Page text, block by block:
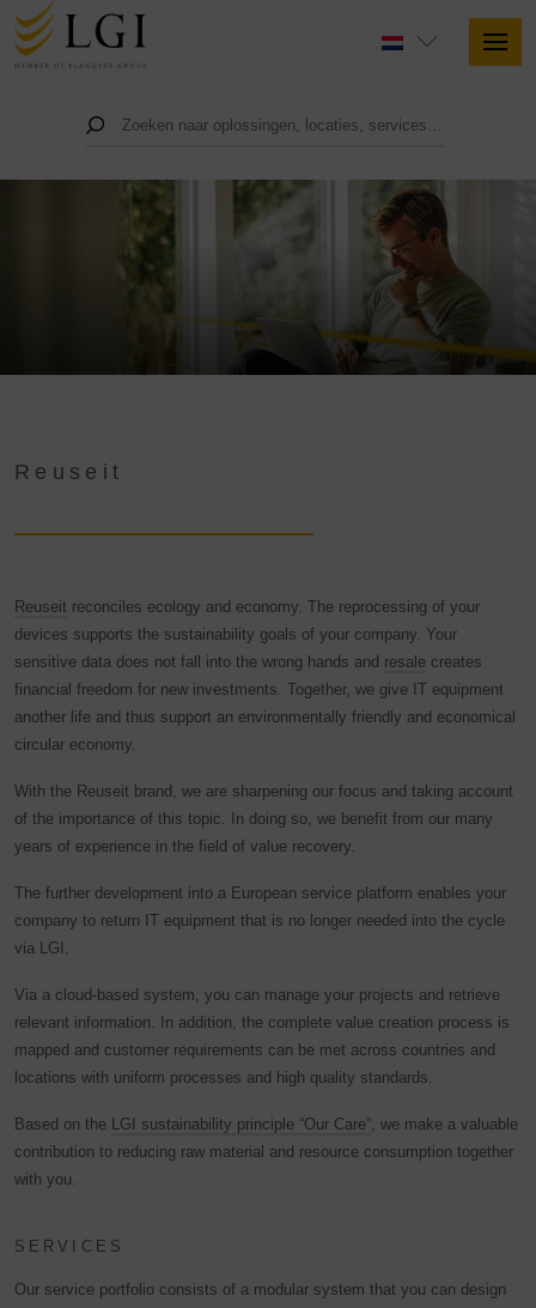
Reuseit
Reuseit reconciles ecology and economy. The reprocessing of your
devices supports the sustainability goals of your company. Your
sensitive data does not fall into the wrong hands and resale creates
financial freedom for new investments. Together, we give IT equipment
another life and thus support an environmentally friendly and economical
circular economy.
With the Reuseit brand, we are sharpening our focus and taking account
of the importance of this topic. In doing so, we benefit from our many
years of experience in the field of value recovery.
The further development into a European service platform enables your
company to return IT equipment that is no longer needed into the cycle
via LGI.
Via a cloud-based system, you can manage your projects and retrieve
relevant information. In addition, the complete value creation process is
mapped and customer requirements can be met across countries and
locations with uniform processes and high quality standards.
Based on the LGI sustainability principle “Our Care”, we make a valuable
contribution to reducing raw material and resource consumption together
with you.
SERVICES
Our service portfolio consists of a modular system that you can design